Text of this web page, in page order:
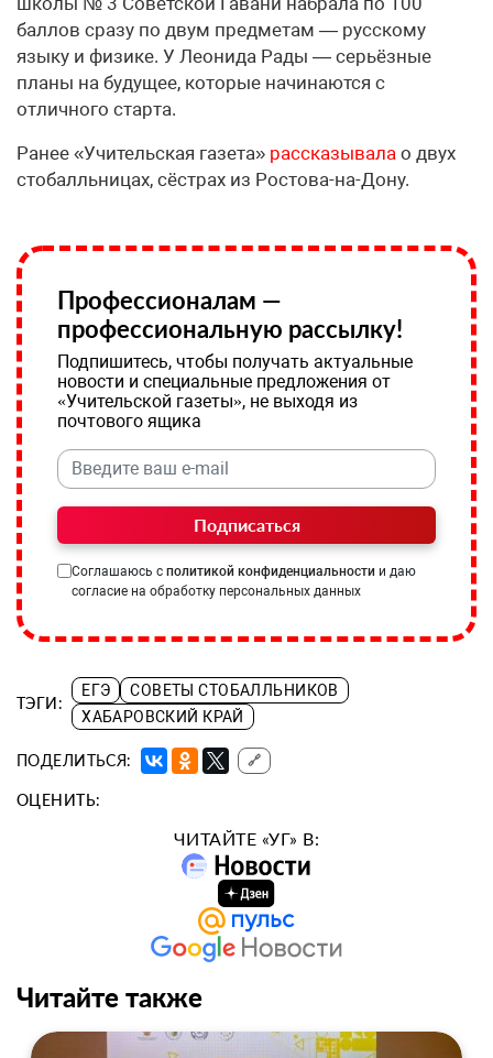
баллов сразу по двум предметам — русскому
языку и физике. У Леонида Рады — серьёзные
планы на будущее, которые начинаются с
отличного старта.
Ранее «Учительская газета» рассказывала о двух
стобалльницах, сёстрах из Ростова-на-Дону.
Профессионалам —
профессиональную рассылку!
Подпишитесь, чтобы получать актуальные
новости и специальные предложения от
«Учительской газеты», не выходя из
почтового ящика
Подписаться
Соглашаюсь с политикой конфиденциальности и даю
согласие на обработку персональных данных
ТЭГИ:
ЕГЭ
СОВЕТЫ СТОБАЛЛЬНИКОВ
ХАБАРОВСКИЙ КРАЙ
ПОДЕЛИТЬСЯ: 🔗
ОЦЕНИТЬ:
ЧИТАЙТЕ «УГ» В:
Читайте также